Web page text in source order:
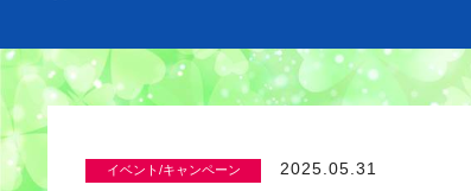
イベント/キャンペーン 2025.05.31